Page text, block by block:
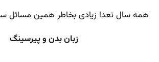
همه سال تعدا زیادی بخاطر همین مسائل
زبان بدن و پیرسینگ